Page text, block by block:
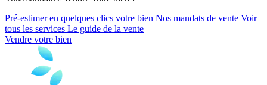
Pré-estimer en quelques clics votre bien Nos mandats de vente Voir
tous les services Le guide de la vente
Vendre votre bien